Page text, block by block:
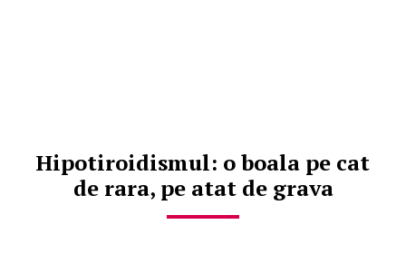
Hipotiroidismul: o boala pe cat
de rara, pe atat de grava